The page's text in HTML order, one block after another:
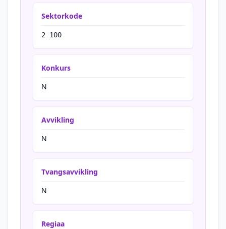
Sektorkode
2 100
Konkurs
N
Avvikling
N
Tvangsavvikling
N
Regiaa